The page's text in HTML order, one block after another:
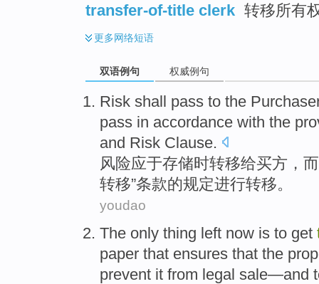
transfer-of-title clerk 转移所有
更多网络短语
双语例句 权威例句
Risk shall pass to the
pass in accordance with the
and Risk Clause.
风险应于存储时转移给买方 ， 而
转移”条款的规定进行转移。
youdao
The only thing left now is to get
paper that ensures that the
prevent it from legal sale—and